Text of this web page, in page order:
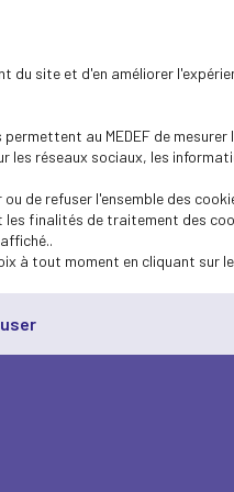
du site et d'en améliorer
au MEDEF de
les réseaux sociaux, les
de refuser l'ensemble des
finalités de traitement des
à tout moment en cliquant sur